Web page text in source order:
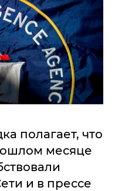
полагает, что
месяце
и в прессе